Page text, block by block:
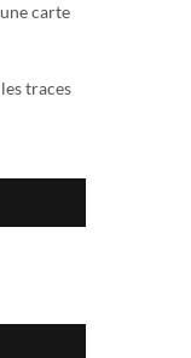
carte
traces